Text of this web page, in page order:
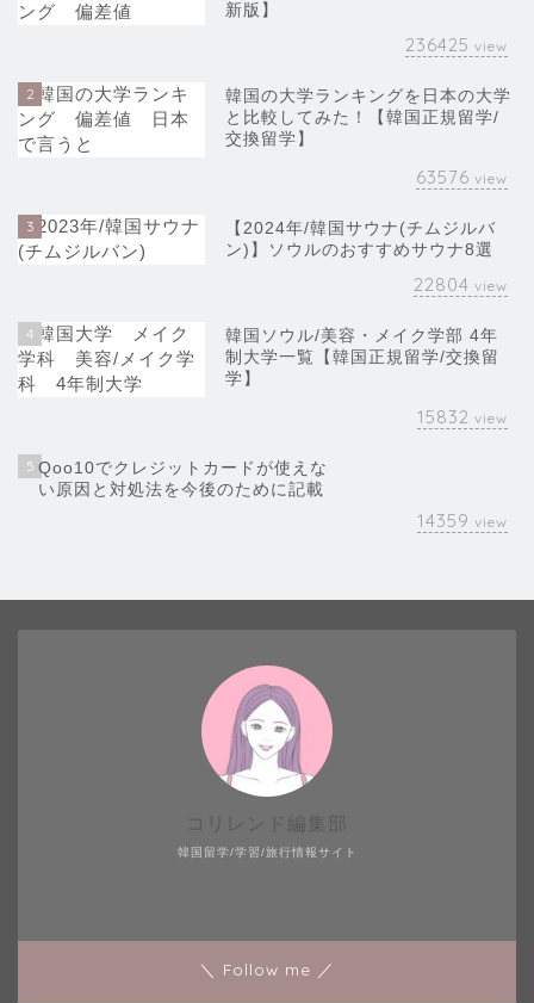
新版】
236425 view
2
韓国の大学ランキングを日本の大学
と比較してみた！【韓国正規留学/
交換留学】
63576 view
3
【2024年/韓国サウナ(チムジルバ
ン)】ソウルのおすすめサウナ8選
22804 view
4
韓国ソウル/美容・メイク学部 4年
制大学一覧【韓国正規留学/交換留
学】
15832 view
5 Qoo10でクレジットカードが使えな
い原因と対処法を今後のために記載
14359 view
韓国留学/学習/旅行情報サイト
コリレンド編集部
＼ Follow me ／